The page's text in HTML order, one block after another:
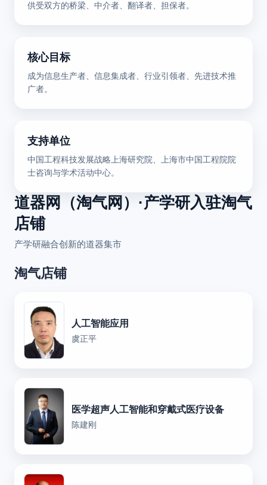
供受双方的桥梁、中介者、翻译者、担保者。
核心目标
成为信息生产者、信息集成者、行业引领者、先进技术推
广者。
支持单位
中国工程科技发展战略上海研究院、上海市中国工程院院
士咨询与学术活动中心。
道器网（淘气网）·产学研入驻淘气
店铺
产学研融合创新的道器集市
淘气店铺
人工智能应用
虞正平
医学超声人工智能和穿戴式医疗设备
陈建刚